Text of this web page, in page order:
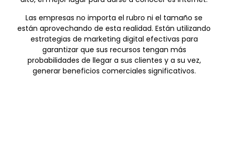
Las empresas no importa el rubro ni el tamaño se
están aprovechando de esta realidad. Están utilizando
estrategias de marketing digital efectivas para
garantizar que sus recursos tengan más
probabilidades de llegar a sus clientes y a su vez,
generar beneficios comerciales significativos.